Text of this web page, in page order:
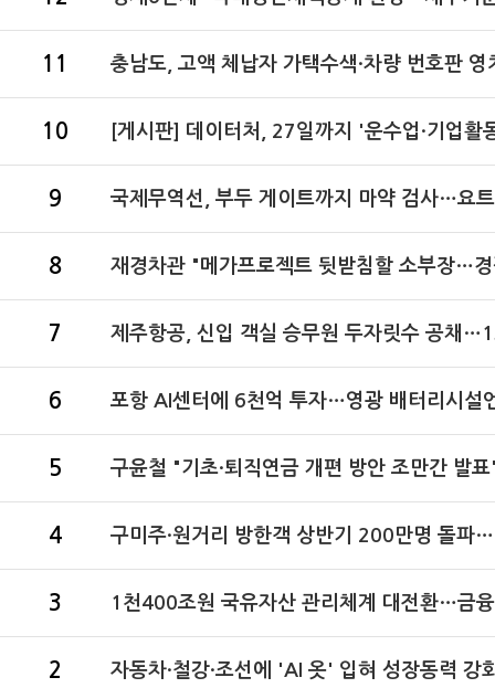
11 충남도, 고액 체납자 가택수색·차량 번호판 영
10 [게시판] 데이터처, 27일까지 '운수업·기업활
9 국제무역선, 부두 게이트까지 마약 검사…요
8 재경차관 "메가프로젝트 뒷받침할 소부장…
7 제주항공, 신입 객실 승무원 두자릿수 공채
6 포항 AI센터에 6천억 투자…영광 배터리시설
5 구윤철 "기초·퇴직연금 개편 방안 조만간 발
4 구미주·원거리 방한객 상반기 200만명 돌파
3 1천400조원 국유자산 관리체계 대전환…금
2 자동차·철강·조선에 'AI 옷' 입혀 성장동력 강